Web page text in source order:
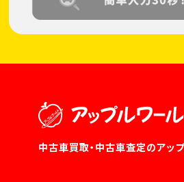
中古車買取・中古車査定のアッ